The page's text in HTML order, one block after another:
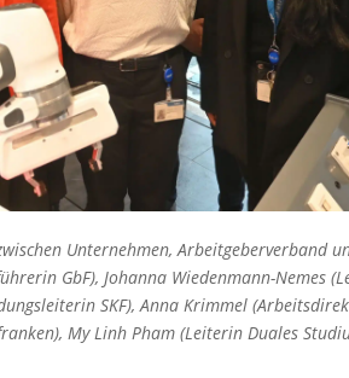
Unternehmen, Arbeitgeberverband
GbF), Johanna Wiedenmann-Nemes
SKF), Anna Krimmel
My Linh Pham (Leiterin Duales